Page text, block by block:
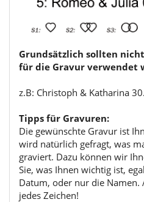
Grundsätzlich sollten
für die Gravur verwendet
z.B: Christoph & Katharina
Tipps für Gravuren:
Die gewünschte Gravur ist
wird natürlich gefragt, was
graviert. Dazu können wir
Sie, was Ihnen wichtig ist,
Datum, oder nur die Namen.
jedes Zeichen!